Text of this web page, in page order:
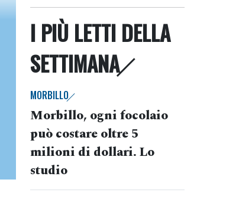
I PIÙ LETTI DELLA
SETTIMANA
MORBILLO
Morbillo, ogni focolaio
può costare oltre 5
milioni di dollari. Lo
studio